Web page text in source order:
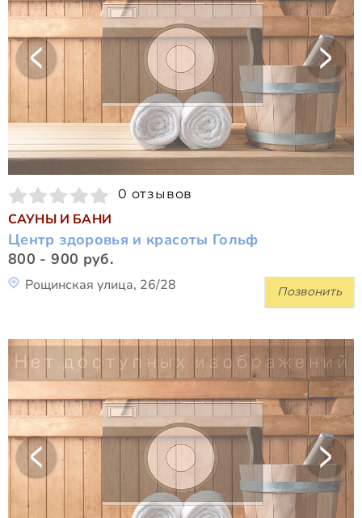
0 отзывов
САУНЫ И БАНИ
Центр здоровья и красоты Гольф
800 - 900 руб.
Позвонить
Рощинская улица, 26/28